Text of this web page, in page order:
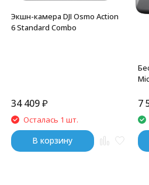
Экшн-камера DJI Osmo Action
6 Standard Combo
34 409₽
Осталась 1 шт.
В корзину
7